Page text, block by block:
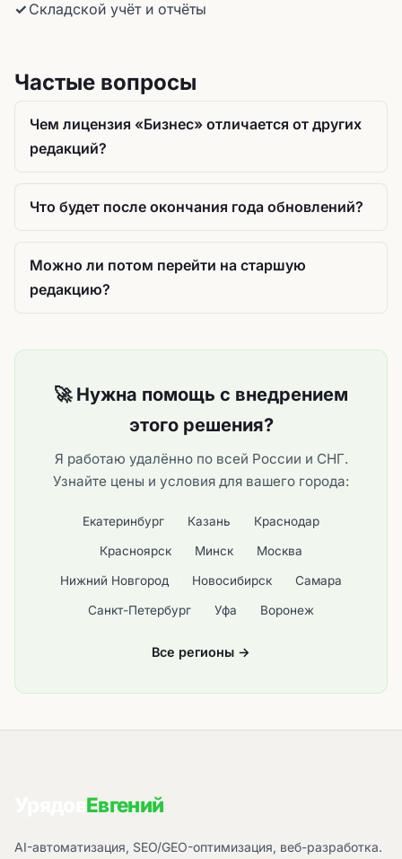
Складской учёт и отчёты
Частые вопросы
Чем лицензия «Бизнес» отличается от других
редакций?
Что будет после окончания года обновлений?
Можно ли потом перейти на старшую
редакцию?
🚀 Нужна помощь с внедрением
этого решения?
Я работаю удалённо по всей России и СНГ.
Узнайте цены и условия для вашего города:
Екатеринбург Казань Краснодар
Красноярск Минск Москва
Нижний Новгород Новосибирск Самара
Санкт-Петербург Уфа Воронеж
Все регионы →
Евгений
AI-автоматизация, SEO/GEO-оптимизация, веб-разработка.